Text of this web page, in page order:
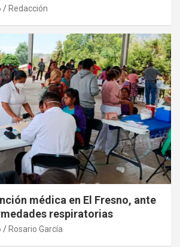
Redacción
médica en El Fresno, ante
respiratorias
Rosario García